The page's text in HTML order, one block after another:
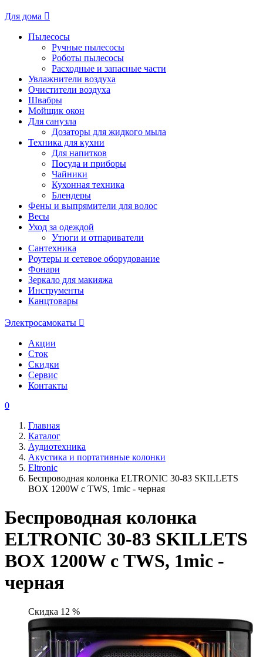
Для дома
Пылесосы
Ручные пылесосы
Роботы пылесосы
Расходные и запасные части
Увлажнители воздуха
Очистители воздуха
Швабры
Мойщик окон
Для санузла
Дозаторы для жидкого мыла
Техника для кухни
Для напитков
Посуда и приборы
Чайники
Кухонная техника
Блендеры
Фены и выпрямители для волос
Весы
Уход за одеждой
Утюги и отпариватели
Сантехника
Роутеры и сетевое оборудование
Фонари
Зеркало для макияжа
Инструменты
Канцтовары
Электросамокаты
Акции
Сток
Скидки
Сервис
Контакты
0
Главная
Каталог
Аудиотехника
Акустика и портативные колонки
Eltronic
Беспроводная колонка ELTRONIC 30-83 SKILLETS
BOX 1200W с TWS, 1mic - черная
Беспроводная колонка
ELTRONIC 30-83 SKILLETS
BOX 1200W с TWS, 1mic -
черная
Скидка 12 %